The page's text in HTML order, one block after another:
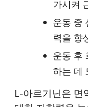
가시켜
운동 중
력을 향
운동 후
하는 데
L-아르기닌은 면